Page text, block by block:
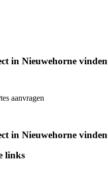
in Nieuwehorne vinden
aanvragen
in Nieuwehorne vinden
links